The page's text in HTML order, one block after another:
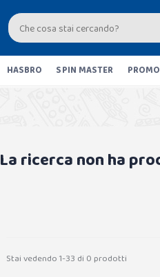
HASBRO SPIN MASTER
La ricerca non ha
Stai vedendo 1-33 di 0 prodotti